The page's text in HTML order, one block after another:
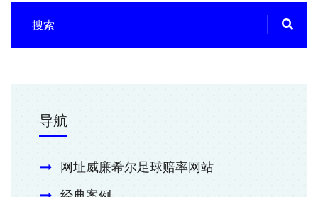
导航
网址威廉希尔足球赔率网站